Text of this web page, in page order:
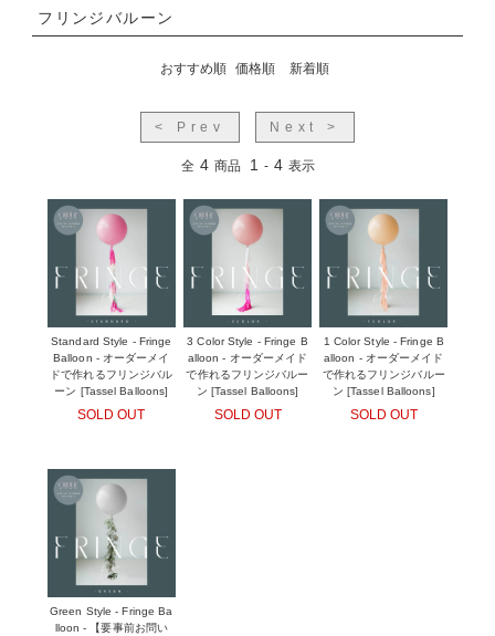
フリンジバルーン
おすすめ順 価格順 新着順
< Prev Next >
全 4 商品 1 - 4 表示
Standard Style - Fringe
Balloon - オーダーメイ
ドで作れるフリンジバル
ーン [Tassel Balloons]
SOLD OUT
3 Color Style - Fringe B
alloon - オーダーメイド
で作れるフリンジバルー
ン [Tassel Balloons]
SOLD OUT
1 Color Style - Fringe B
alloon - オーダーメイド
で作れるフリンジバルー
ン [Tassel Balloons]
SOLD OUT
Green Style - Fringe Ba
lloon - 【要事前お問い